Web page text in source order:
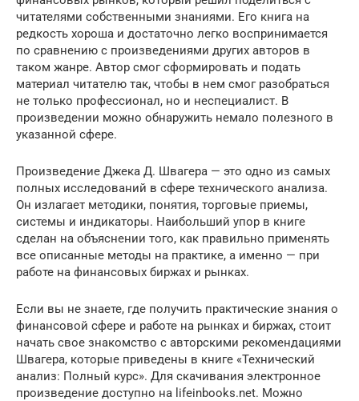
читателями собственными знаниями. Его книга на
редкость хороша и достаточно легко воспринимается
по сравнению с произведениями других авторов в
таком жанре. Автор смог сформировать и подать
материал читателю так, чтобы в нем смог разобраться
не только профессионал, но и неспециалист. В
произведении можно обнаружить немало полезного в
указанной сфере.
Произведение Джека Д. Швагера — это одно из самых
полных исследований в сфере технического анализа.
Он излагает методики, понятия, торговые приемы,
системы и индикаторы. Наибольший упор в книге
сделан на объяснении того, как правильно применять
все описанные методы на практике, а именно — при
работе на финансовых биржах и рынках.
Если вы не знаете, где получить практические знания о
финансовой сфере и работе на рынках и биржах, стоит
начать свое знакомство с авторскими рекомендациями
Швагера, которые приведены в книге «Технический
анализ: Полный курс». Для скачивания электронное
произведение доступно на lifeinbooks.net. Можно